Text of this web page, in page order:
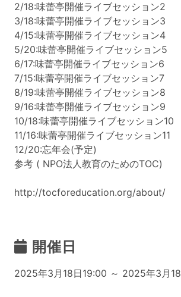
2/18:味蕾亭開催ライブセッション2
3/18:味蕾亭開催ライブセッション3
4/15:味蕾亭開催ライブセッション4
5/20:味蕾亭開催ライブセッション5
6/17:味蕾亭開催ライブセッション6
7/15:味蕾亭開催ライブセッション7
8/19:味蕾亭開催ライブセッション8
9/16:味蕾亭開催ライブセッション9
10/18:味蕾亭開催ライブセッション10
11/16:味蕾亭開催ライブセッション11
12/20:忘年会(予定)
参考 ( NPO法人教育のためのTOC)
http://tocforeducation.org/about/
開催日
2025年3月18日19:00 ～ 2025年3月